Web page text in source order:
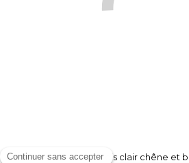
Chaises vintage en bois clair chêne et